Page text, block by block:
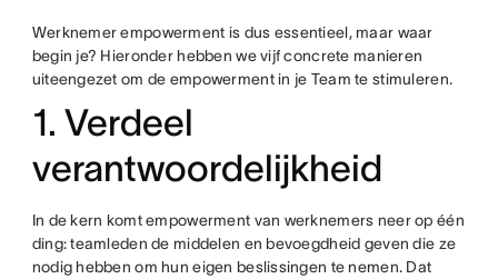
Werknemer empowerment is dus essentieel, maar waar
begin je? Hieronder hebben we vijf concrete manieren
uiteengezet om de empowerment in je Team te stimuleren.
1. Verdeel
verantwoordelijkheid
In de kern komt empowerment van werknemers neer op één
ding: teamleden de middelen en bevoegdheid geven die ze
nodig hebben om hun eigen beslissingen te nemen. Dat